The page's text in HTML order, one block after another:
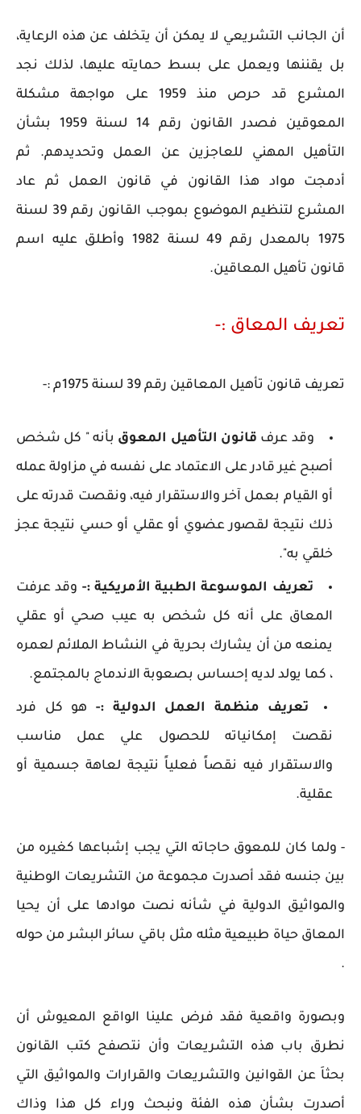
أن الجانب التشريعي لا يمكن أن يتخلف عن هذه الرعاية،
بل يقننها ويعمل على بسط حمايته عليها، لذلك نجد
المشرع قد حرص منذ 1959 على مواجهة مشكلة
المعوقين فصدر القانون رقم 14 لسنة 1959 بشأن
التأهيل المهني للعاجزين عن العمل وتحديدهم. ثم
أدمجت مواد هذا القانون في قانون العمل ثم عاد
المشرع لتنظيم الموضوع بموجب القانون رقم 39 لسنة
1975 بالمعدل رقم 49 لسنة 1982 وأطلق عليه اسم
قانون تأهيل المعاقين.
تعريف المعاق :-
تعريف قانون تأهيل المعاقين رقم 39 لسنة 1975م :-
وقد عرف قانون التأهيل المعوق بأنه " كل شخص
أصبح غير قادر على الاعتماد على نفسه في مزاولة عمله
أو القيام بعمل آخر والاستقرار فيه، ونقصت قدرته على
ذلك نتيجة لقصور عضوي أو عقلي أو حسي نتيجة عجز
خلقي به".
تعريف الموسوعة الطبية الأمريكية :- وقد عرفت
المعاق على أنه كل شخص به عيب صحي أو عقلي
يمنعه من أن يشارك بحرية في النشاط الملائم لعمره
، كما يولد لديه إحساس بصعوبة الاندماج بالمجتمع.
تعريف منظمة العمل الدولية :- هو كل فرد
نقصت إمكانياته للحصول علي عمل مناسب
والاستقرار فيه نقصاً فعلياً نتيجة لعاهة جسمية أو
عقلية.
- ولما كان للمعوق حاجاته التي يجب إشباعها كغيره من
بين جنسه فقد أصدرت مجموعة من التشريعات الوطنية
والمواثيق الدولية في شأنه نصت موادها على أن يحيا
المعاق حياة طبيعية مثله مثل باقي سائر البشر من حوله
.
وبصورة واقعية فقد فرض علينا الواقع المعيوش أن
نطرق باب هذه التشريعات وأن نتصفح كتب القانون
بحثاَ عن القوانين والتشريعات والقرارات والمواثيق التي
أصدرت بشأن هذه الفئة ونبحث وراء كل هذا وذاك